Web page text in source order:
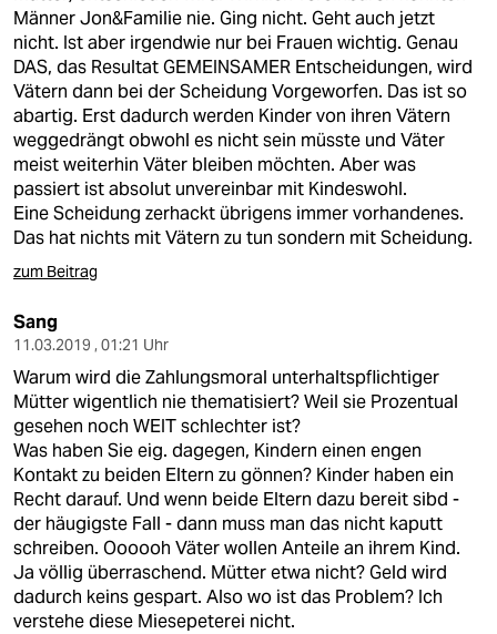
Männer Jon&Familie nie. Ging nicht. Geht auch jetzt
nicht. Ist aber irgendwie nur bei Frauen wichtig. Genau
DAS, das Resultat GEMEINSAMER Entscheidungen, wird
Vätern dann bei der Scheidung Vorgeworfen. Das ist so
abartig. Erst dadurch werden Kinder von ihren Vätern
weggedrängt obwohl es nicht sein müsste und Väter
meist weiterhin Väter bleiben möchten. Aber was
passiert ist absolut unvereinbar mit Kindeswohl.
Eine Scheidung zerhackt übrigens immer vorhandenes.
Das hat nichts mit Vätern zu tun sondern mit Scheidung.
zum Beitrag
Sang
11.03.2019 , 01:21 Uhr
Warum wird die Zahlungsmoral unterhaltspflichtiger
Mütter wigentlich nie thematisiert? Weil sie Prozentual
gesehen noch WEIT schlechter ist?
Was haben Sie eig. dagegen, Kindern einen engen
Kontakt zu beiden Eltern zu gönnen? Kinder haben ein
Recht darauf. Und wenn beide Eltern dazu bereit sibd -
der häugigste Fall - dann muss man das nicht kaputt
schreiben. Oooooh Väter wollen Anteile an ihrem Kind.
Ja völlig überraschend. Mütter etwa nicht? Geld wird
dadurch keins gespart. Also wo ist das Problem? Ich
verstehe diese Miesepeterei nicht.